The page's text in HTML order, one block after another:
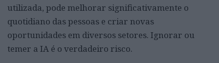
utilizada, pode melhorar significativamente o
quotidiano das pessoas e criar novas
oportunidades em diversos setores. Ignorar ou
temer a IA é o verdadeiro risco.